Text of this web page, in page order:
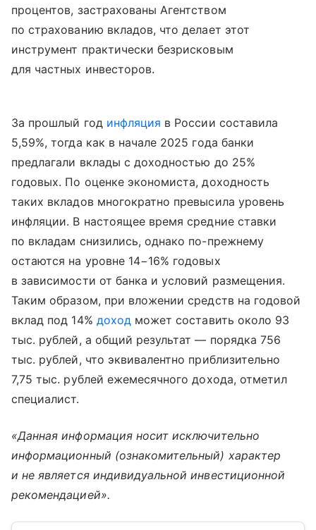
процентов, застрахованы Агентством
по страхованию вкладов, что делает этот
инструмент практически безрисковым
для частных инвесторов.
За прошлый год инфляция в России составила
5,59%, тогда как в начале 2025 года банки
предлагали вклады с доходностью до 25%
годовых. По оценке экономиста, доходность
таких вкладов многократно превысила уровень
инфляции. В настоящее время средние ставки
по вкладам снизились, однако по-прежнему
остаются на уровне 14−16% годовых
в зависимости от банка и условий размещения.
Таким образом, при вложении средств на годовой
вклад под 14% доходможет составить около 93
тыс. рублей, а общий результат — порядка 756
тыс. рублей, что эквивалентно приблизительно
7,75 тыс. рублей ежемесячного дохода, отметил
специалист.
«Данная информация носит исключительно
информационный (ознакомительный) характер
и не является индивидуальной инвестиционной
рекомендацией».